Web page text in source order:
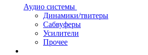
Аудио системы
Динамики/твитеры
Сабвуферы
Усилители
Прочее